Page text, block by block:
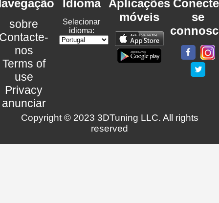
sobre
nos
Terms of
use
Privacy
anunciar
Idioma
Selecionar
idioma:
Aplicações
móveis
se
Copyright © 2023 3DTuning LLC. All rights
reserved